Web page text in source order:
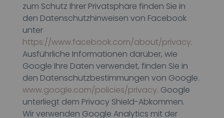
zum Schutz Ihrer Privatsphäre finden Sie in
den Datenschutzhinweisen von Facebook
unter
https://www.facebook.com/about/privacy.
Ausführliche Informationen darüber, wie
Google Ihre Daten verwendet, finden Sie in
den Datenschutzbestimmungen von Google.
www.google.com/policies/privacy. Google
unterliegt dem Privacy Shield-Abkommen.
Wir verwenden Google Analytics mit der